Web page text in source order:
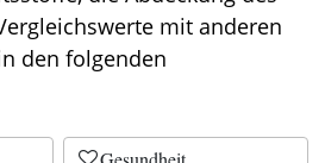
mit anderen
den folgenden